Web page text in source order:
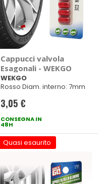
Cappucci valvola
Esagonali - WEKGO
WEKGO
Rosso Diam. interno: 7mm
3,05 €
CONSEGNA IN
48H
Quasi esaurito